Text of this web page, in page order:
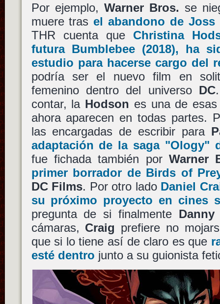
Por ejemplo, Warner Bros. se
muere tras el abandono de Joss
THR cuenta que Christina
futura Bumblebee(2018), ha
estudio para hacerse cargo del
podría ser el nuevo film en
femenino dentro del universo DC
contar, la Hodson es una de
ahora aparecen en todas partes.
las encargadas de escribir para
adaptación de la saga "Ology"
fue fichada también porWarner
primer borrador de Birds of
DC Films. Por otro lado Daniel
su próximo proyecto en cines
pregunta de si finalmente Danny
cámaras, Craig prefiere no
que si lo tiene así de claro es que
esté dentro junto a su guionista